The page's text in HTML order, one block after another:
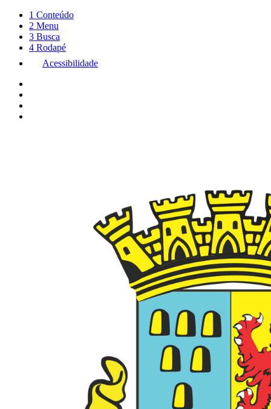
1 Conteúdo
2 Menu
3 Busca
4 Rodapé
Acessibilidade